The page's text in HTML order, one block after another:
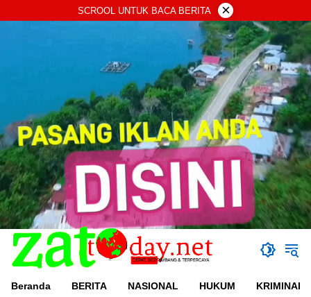
ke
SCROOL UNTUK BACA BERITA ×
Beranda BERITA NASIONAL HUKUM KRIMINAL